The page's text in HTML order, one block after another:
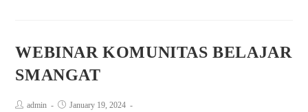
WEBINAR KOMUNITAS BELAJAR
SMANGAT
admin
January 19, 2024